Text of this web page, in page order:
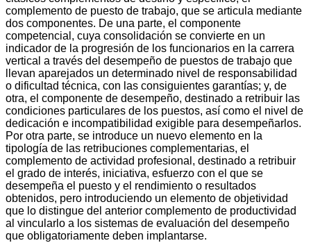
complemento de puesto de trabajo, que se articula mediante
dos componentes. De una parte, el componente
competencial, cuya consolidación se convierte en un
indicador de la progresión de los funcionarios en la carrera
vertical a través del desempeño de puestos de trabajo que
llevan aparejados un determinado nivel de responsabilidad
o dificultad técnica, con las consiguientes garantías; y, de
otra, el componente de desempeño, destinado a retribuir las
condiciones particulares de los puestos, así como el nivel de
dedicación e incompatibilidad exigible para desempeñarlos.
Por otra parte, se introduce un nuevo elemento en la
tipología de las retribuciones complementarias, el
complemento de actividad profesional, destinado a retribuir
el grado de interés, iniciativa, esfuerzo con el que se
desempeña el puesto y el rendimiento o resultados
obtenidos, pero introduciendo un elemento de objetividad
que lo distingue del anterior complemento de productividad
al vincularlo a los sistemas de evaluación del desempeño
que obligatoriamente deben implantarse.